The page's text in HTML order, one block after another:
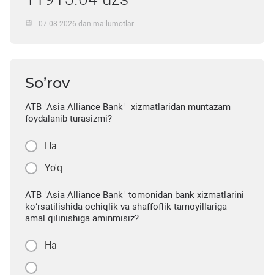
07.08.2026 dan ma’lumotlar
So’rov
ATB "Asia Alliance Bank" xizmatlaridan muntazam
foydalanib turasizmi?
Ha
Yo'q
ATB "Asia Alliance Bank" tomonidan bank xizmatlarini
ko‘rsatilishida ochiqlik va shaffoflik tamoyillariga
amal qilinishiga aminmisiz?
Ha